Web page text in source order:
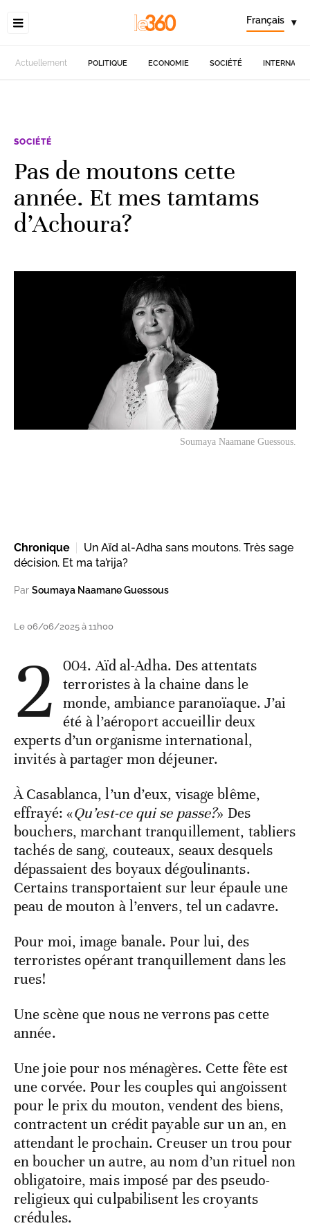
Français ▾
Actuellement POLITIQUE ECONOMIE SOCIÉTÉ
SOCIÉTÉ
Pas de moutons cette
année. Et mes tamtams
d’Achoura?
Soumaya Naamane Guessous.
Chronique
Un Aïd al-Adha sans moutons. Très sage
décision. Et ma ta’rija?
Par Soumaya Naamane Guessous
Le 06/06/2025 à 11h00
2
004. Aïd al-Adha. Des attentats
terroristes à la chaine dans le
monde, ambiance paranoïaque. J’ai
été à l’aéroport accueillir deux
experts d’un organisme international,
invités à partager mon déjeuner.
À Casablanca, l’un d’eux, visage blême,
effrayé: «Qu’est-ce qui se passe?» Des
bouchers, marchant tranquillement, tabliers
tachés de sang, couteaux, seaux desquels
dépassaient des boyaux dégoulinants.
Certains transportaient sur leur épaule une
peau de mouton à l’envers, tel un cadavre.
Pour moi, image banale. Pour lui, des
terroristes opérant tranquillement dans les
rues!
Une scène que nous ne verrons pas cette
année.
Une joie pour nos ménagères. Cette fête est
une corvée. Pour les couples qui angoissent
pour le prix du mouton, vendent des biens,
contractent un crédit payable sur un an, en
attendant le prochain. Creuser un trou pour
en boucher un autre, au nom d’un rituel non
obligatoire, mais imposé par des pseudo-
religieux qui culpabilisent les croyants
crédules.